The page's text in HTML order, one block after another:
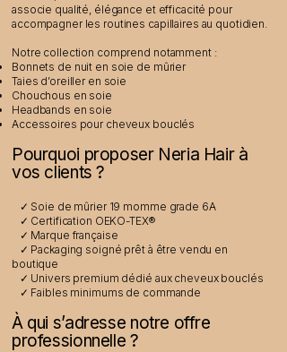
associe qualité, élégance et efficacité pour
accompagner les routines capillaires au quotidien.
Notre collection comprend notamment :
Bonnets de nuit en soie de mûrier
Taies d’oreiller en soie
Chouchous en soie
Headbands en soie
Accessoires pour cheveux bouclés
Pourquoi proposer Neria Hair à
vos clients ?
✓ Soie de mûrier 19 momme grade 6A
✓ Certification OEKO-TEX®
✓ Marque française
✓ Packaging soigné prêt à être vendu en
boutique
✓ Univers premium dédié aux cheveux bouclés
✓ Faibles minimums de commande
À qui s’adresse notre offre
professionnelle ?